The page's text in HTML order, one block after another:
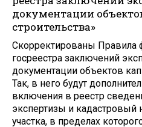
документации
строительства»
Скорректированы Правила
госреестра заключений
документации объектов
Так, в него будут
включения в реестр
экспертизы и кадастровый
участка, в пределах